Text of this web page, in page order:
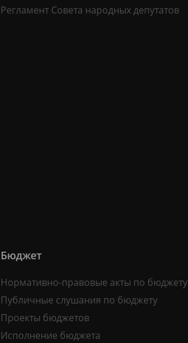
Регламент Совета народных депутатов
Бюджет
Нормативно-правовые акты по бюджету
Публичные слушания по бюджету
Проекты бюджетов
Исполнение бюджета